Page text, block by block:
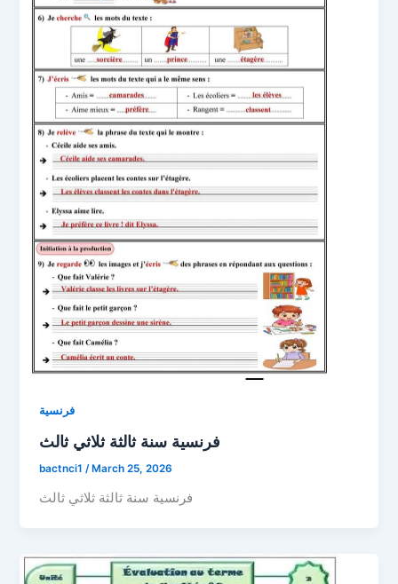
فرنسية
فرنسية سنة ثالثة ثلاثي ثالث
bactnci1/March 25, 2026
فرنسية سنة ثالثة ثلاثي ثالث